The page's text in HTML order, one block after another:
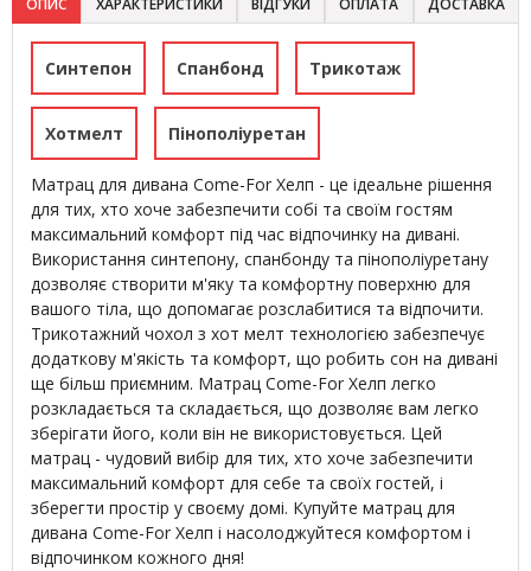
ОПИС ХАРАКТЕРИСТИКИ ВІДГУКИ ОПЛАТА ДОСТАВКА
Синтепон Спанбонд Трикотаж
Хотмелт Пінополіуретан
Матрац для дивана Come-For Хелп - це ідеальне рішення
для тих, хто хоче забезпечити собі та своїм гостям
максимальний комфорт під час відпочинку на дивані.
Використання синтепону, спанбонду та пінополіуретану
дозволяє створити м'яку та комфортну поверхню для
вашого тіла, що допомагає розслабитися та відпочити.
Трикотажний чохол з хот мелт технологією забезпечує
додаткову м'якість та комфорт, що робить сон на дивані
ще більш приємним. Матрац Come-For Хелп легко
розкладається та складається, що дозволяє вам легко
зберігати його, коли він не використовується. Цей
матрац - чудовий вибір для тих, хто хоче забезпечити
максимальний комфорт для себе та своїх гостей, і
зберегти простір у своєму домі. Купуйте матрац для
дивана Come-For Хелп і насолоджуйтеся комфортом і
відпочинком кожного дня!